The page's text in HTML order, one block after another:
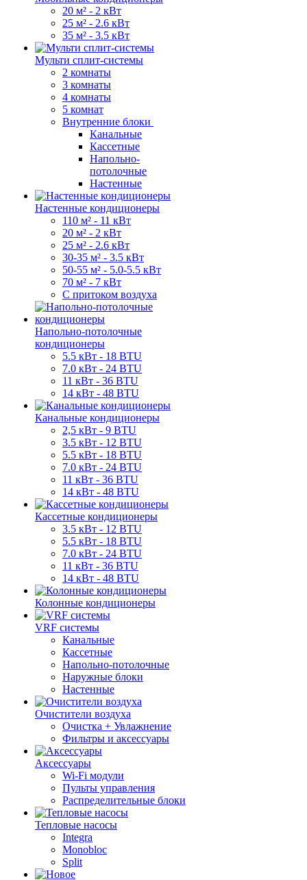
20 м² - 2 кВт
25 м² - 2.6 кВт
35 м² - 3.5 кВт
Мульти сплит-системы
2 комнаты
3 комнаты
4 комнаты
5 комнат
Внутренние блоки
Канальные
Кассетные
Напольно-
потолочные
Настенные
Настенные кондиционеры
110 м² - 11 кВт
20 м² - 2 кВт
25 м² - 2.6 кВт
30-35 м² - 3.5 кВт
50-55 м² - 5.0-5.5 кВт
70 м² - 7 кВт
С притоком воздуха
Напольно-потолочные
кондиционеры
5.5 кВт - 18 BTU
7.0 кВт - 24 BTU
11 кВт - 36 BTU
14 кВт - 48 BTU
Канальные кондиционеры
2,5 кВт - 9 BTU
3.5 кВт - 12 BTU
5.5 кВт - 18 BTU
7.0 кВт - 24 BTU
11 кВт - 36 BTU
14 кВт - 48 BTU
Кассетные кондиционеры
3.5 кВт - 12 BTU
5.5 кВт - 18 BTU
7.0 кВт - 24 BTU
11 кВт - 36 BTU
14 кВт - 48 BTU
Колонные кондиционеры
VRF системы
Канальные
Кассетные
Напольно-потолочные
Наружные блоки
Настенные
Очистители воздуха
Очистка + Увлажнение
Фильтры и аксессуары
Аксессуары
Wi-Fi модули
Пульты управления
Распределительные блоки
Тепловые насосы
Integra
Monobloc
Split